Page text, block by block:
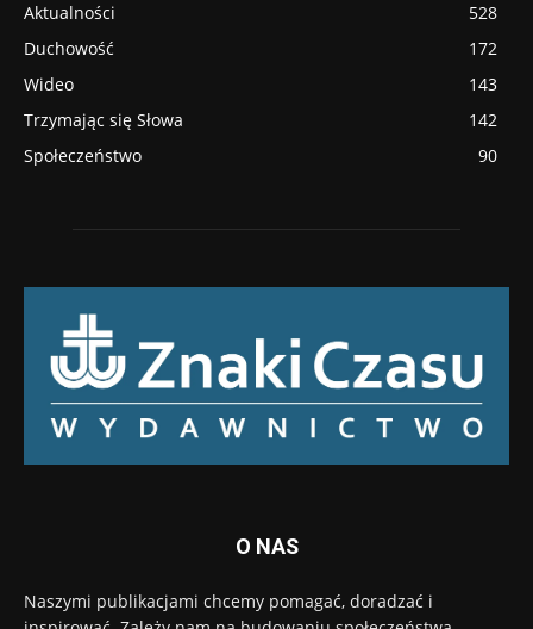
Aktualności
528
Duchowość
172
Wideo
143
Trzymając się Słowa
142
Społeczeństwo
90
O NAS
Naszymi publikacjami chcemy pomagać, doradzać i